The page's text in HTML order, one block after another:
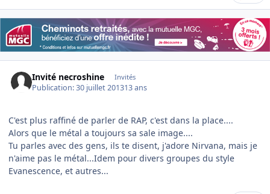
Invité necroshine Invités
Publication:30 juillet 201313 ans
C'est plus raffiné de parler de RAP, c'est dans la place....
Alors que le métal a toujours sa sale image....
Tu parles avec des gens, ils te disent, j'adore Nirvana, mais je
n'aime pas le métal...Idem pour divers groupes du style
Evanescence, et autres...